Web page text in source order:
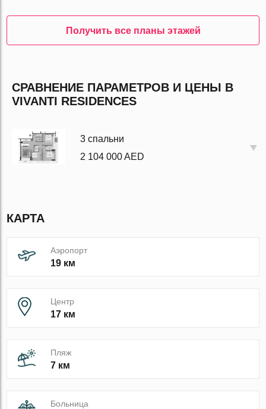
Получить все планы этажей
СРАВНЕНИЕ ПАРАМЕТРОВ И ЦЕНЫ В
VIVANTI RESIDENCES
3 спальни
2 104 000 AED
КАРТА
Аэропорт
19 км
Центр
17 км
Пляж
7 км
Больница